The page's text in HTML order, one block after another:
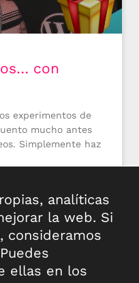
con
experimentos de
mucho antes
Simplemente haz
comentarios
5 Siguiente »
analíticas
la web. Si
consideramos
ellas en los